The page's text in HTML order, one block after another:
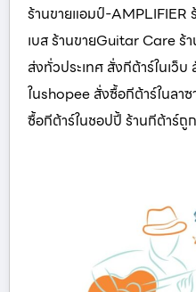
ร้านขายแอมป์-AMPLIFIER
เบส ร้านขายGuitar Care ร้
ส่งทั่วประเทศ สั่งกีต้าร์ในเว็
ในshopee สั่งซื้อกีต้าร์ในลา
ซื้อกีต้าร์ในชอปปี้ ร้านกีต้าร์ถู